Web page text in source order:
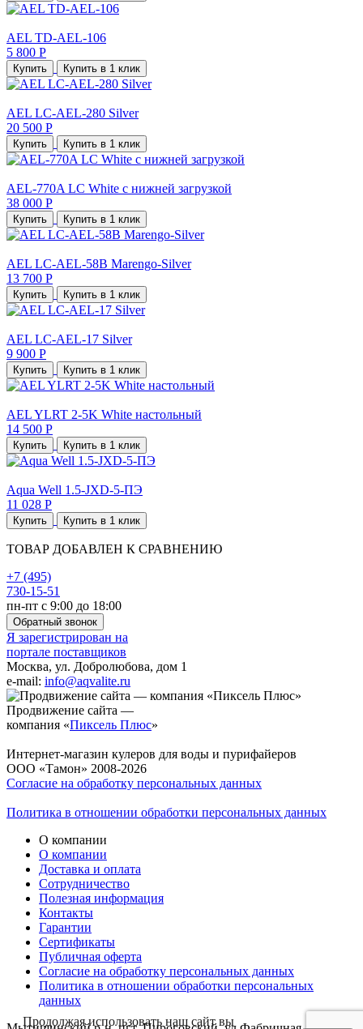
AEL TD-AEL-106
5 800 Р
Купить Купить в 1 клик
AEL LC-AEL-280 Silver
20 500 Р
Купить Купить в 1 клик
AEL-770A LC White с нижней загрузкой
38 000 Р
Купить Купить в 1 клик
AEL LC-AEL-58B Marengo-Silver
13 700 Р
Купить Купить в 1 клик
AEL LC-AEL-17 Silver
9 900 Р
Купить Купить в 1 клик
AEL YLRT 2-5K White настольный
14 500 Р
Купить Купить в 1 клик
Aqua Well 1.5-JXD-5-ПЭ
11 028 Р
Купить Купить в 1 клик
ТОВАР ДОБАВЛЕН К СРАВНЕНИЮ
+7 (495)
730-15-51
пн-пт с 9:00 до 18:00
Обратный звонок
Я зарегистрирован на
портале поставщиков
Москва, ул. Добролюбова, дом 1
e-mail: info@aqvalite.ru
Продвижение сайта —
компания «Пиксель Плюс»
Интернет-магазин кулеров для воды и пурифайеров
ООО «Тамон» 2008-2026
Согласие на обработку персональных данных
Политика в отношении обработки персональных данных
О компании
О компании
Доставка и оплата
Сотрудничество
Полезная информация
Контакты
Гарантии
Сертификаты
Публичная оферта
Согласие на обработку персональных данных
Политика в отношении обработки персональных
данных
Продолжая использовать наш сайт вы